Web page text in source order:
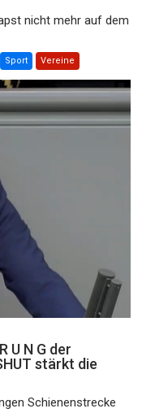
nicht mehr auf dem
Sport Vereine
U N G der
stärkt die
Schienenstrecke